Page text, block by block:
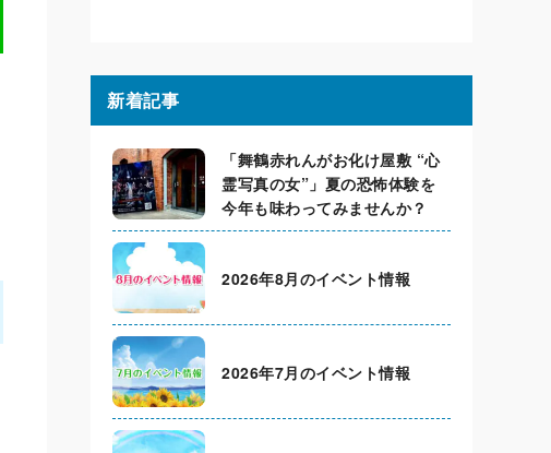
新着記事
「舞鶴赤れんがお化け屋敷 “心
霊写真の女”」夏の恐怖体験を
今年も味わってみませんか？
2026年8月のイベント情報
2026年7月のイベント情報